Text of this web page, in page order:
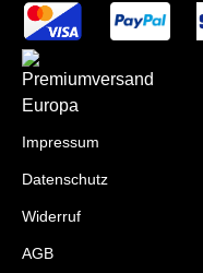
Impressum
Datenschutz
Widerruf
AGB